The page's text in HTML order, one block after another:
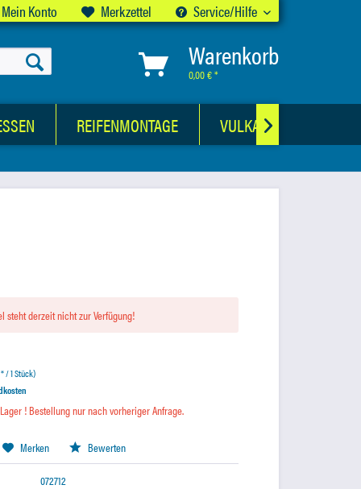
Mein Konto Merkzettel Service/Hilfe
Warenkorb
0,00 € *
REIFENMONTAGE 
steht derzeit nicht zur Verfügung!
/ 1 Stück)
! Bestellung nur nach vorheriger Anfrage.
Merken Bewerten
072712